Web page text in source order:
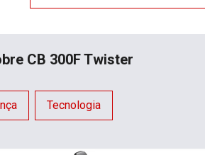
CB 300F Twister
Tecnologia